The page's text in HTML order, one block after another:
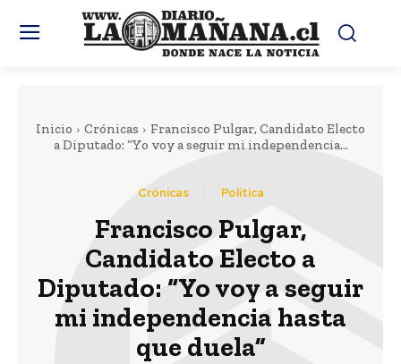
Inicio Crónicas
Francisco Pulgar, Candidato Electo
a Diputado: “Yo voy a seguir mi independencia...
Crónicas Política
Francisco Pulgar,
Candidato Electo a
Diputado: “Yo voy a seguir
mi independencia hasta
que duela”